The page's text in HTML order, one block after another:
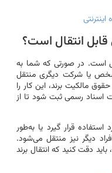
انتقال است؟
است. در صورتی که شما به
شخص یا شرکت دیگری منتقل
مالکیت برند، این کار را
اسناد رسمی ثبت شود تا از
استفاده قرار گیرد یا به‌طور
دیگر نیز منتقل می‌شود.
دقت کنید که انتقال برند